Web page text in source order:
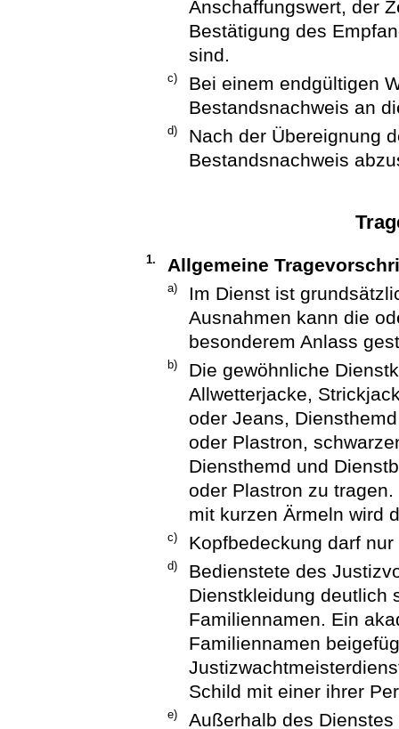
Anschaffungswert, der
Bestätigung des
sind.
c)
Bei einem endgültigen
Bestandsnachweis an
d)
Nach der Übereignung
Bestandsnachweis
1. Allgemeine
a)
Im Dienst ist
Ausnahmen kann die
besonderem Anlass
b)
Die gewöhnliche
Allwetterjacke,
oder Jeans,
oder Plastron,
Diensthemd und
oder Plastron zu
mit kurzen Ärmeln wird
c) Kopfbedeckung darf
d)
Bedienstete des
Dienstkleidung deutlich
Familiennamen. Ein
Familiennamen
Schild mit einer ihrer
e) Außerhalb des